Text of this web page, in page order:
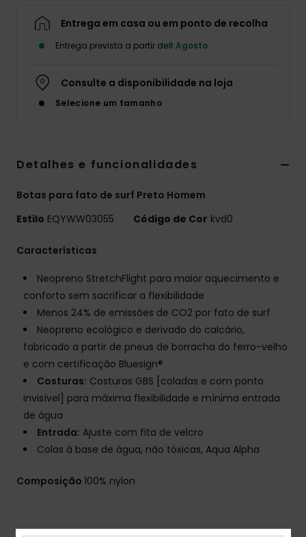
Entrega em casa ou em ponto de recolha
Entrega prevista a partir de8 Agosto
Consulte a disponibilidade na loja
Selecione um tamanho
Detalhes e funcionalidades
Botas para fato de surf Preto Homem
Estilo EQYWW03055 Código de Cor kvd0
Características
Neopreno StretchFlight para maior aquecimento e
conforto sem sacrificar a flexibilidade
Menos 24% de emissões de CO2 por fato de surf
Neopreno ecológico e derivado do calcário,
fabricado a partir de pneus de borracha do ferro-velho
e com certificação Bluesign®
Costuras: Costuras GBS [coladas e com ponto
invisível] para máxima flexibilidade e mínima entrada
de água
Entrada: Ajuste com fita de velcro
Colas à base de água, não tóxicas, Aqua Alpha
Composição 100% nylon